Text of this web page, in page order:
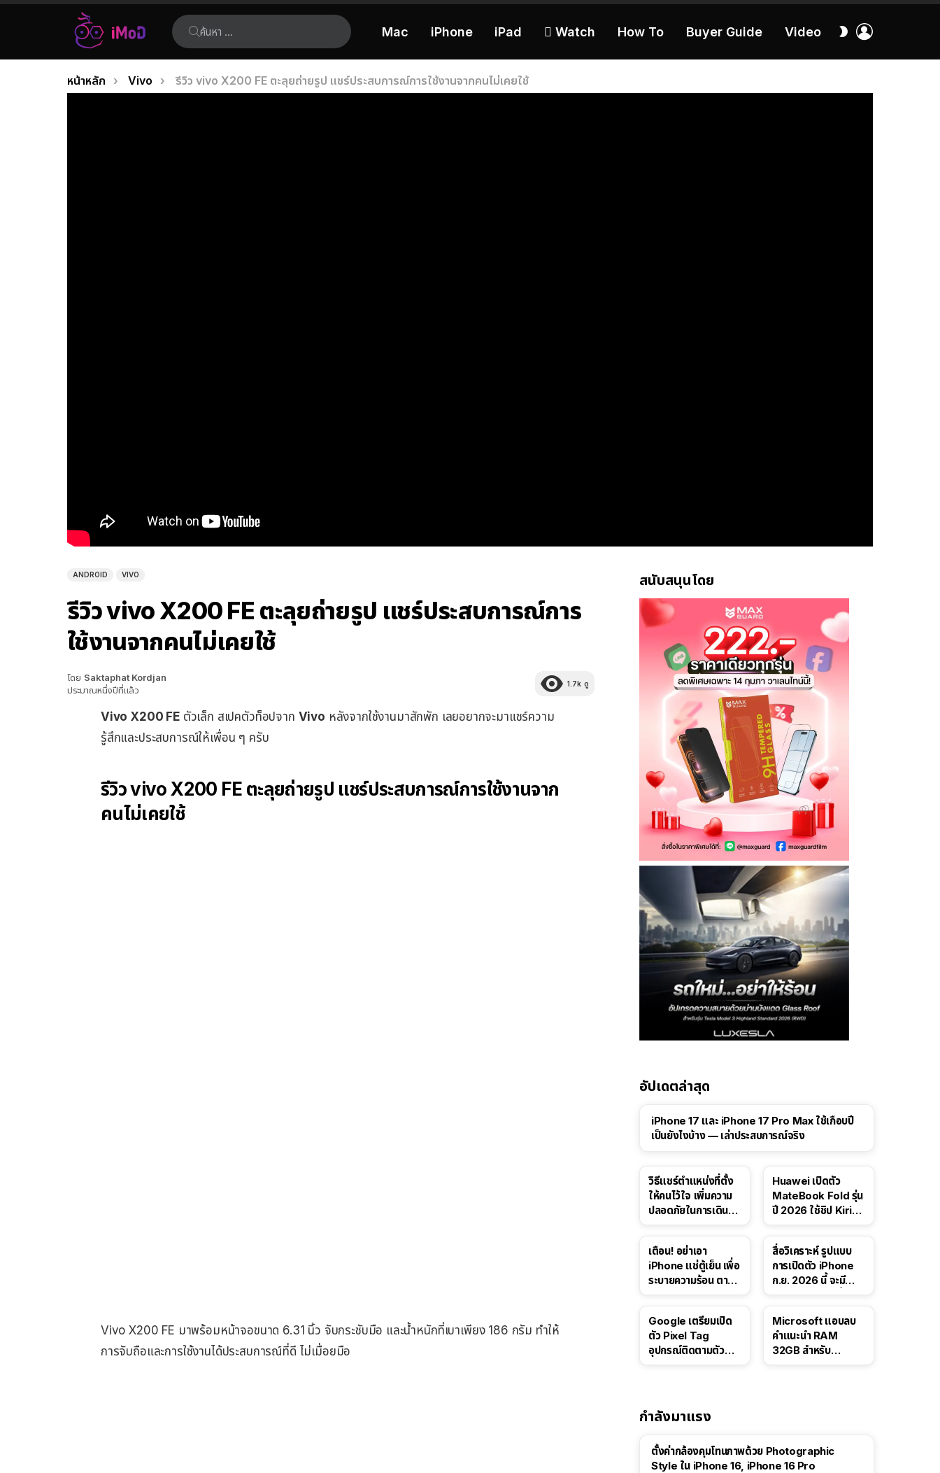
ค้นหา:
Mac iPhone iPad  Watch How To Buyer Guide Video
สลับ
เรื่อง
คุณอยู่ที่นี่:
หน้าหลัก Vivo รีวิว vivo X200 FE ตะลุยถ่ายรูป แชร์ประสบการณ์การใช้งานจากคนไม่เคยใช้
ANDROID VIVO
รีวิว vivo X200 FE ตะลุยถ่ายรูป แชร์ประสบการณ์การ
ใช้งานจากคนไม่เคยใช้
โดย Saktaphat Kordjan
ประมาณหนึ่งปีที่แล้ว
1.7k ดู
Vivo X200 FEตัวเล็ก สเปคตัวท็อปจาก Vivo หลังจากใช้งานมาสักพัก เลยอยากจะมาแชร์ความ
รู้สึกและประสบการณ์ให้เพื่อน ๆ ครับ
รีวิว vivo X200 FE ตะลุยถ่ายรูป แชร์ประสบการณ์การใช้งานจาก
คนไม่เคยใช้
Vivo X200 FE มาพร้อมหน้าจอขนาด 6.31 นิ้ว จับกระชับมือ และน้ำหนักที่เบาเพียง 186 กรัม ทำให้
การจับถือและการใช้งานได้ประสบการณ์ที่ดี ไม่เมื่อยมือ
สนับสนุนโดย
อัปเดตล่าสุด
41:47
iPhone 17 และ iPhone 17 Pro Max ใช้เกือบปี
เป็นยังไงบ้าง — เล่าประสบการณ์จริง
วิธีแชร์ตำแหน่งที่ตั้ง
ให้คนไว้ใจ เพิ่มความ
ปลอดภัยในการเดิน
Huawei เปิดตัว
MateBook Fold รุ่น
ปี 2026 ใช้ชิป Kirin
เตือน! อย่าเอา
iPhone แช่ตู้เย็น เพื่อ
ระบายความร้อน ตาม
สื่อวิเคราะห์ รูปแบบ
การเปิดตัว iPhone
ก.ย. 2026 นี้ จะมี
Google เตรียมเปิด
ตัว Pixel Tag
อุปกรณ์ติดตามตัว
Microsoft แอบลบ
คำแนะนำ RAM
32GB สำหรับ
กำลังมาแรง
ตั้งค่ากล้องคุมโทนภาพด้วย Photographic
Style ใน iPhone 16, iPhone 16 Pro